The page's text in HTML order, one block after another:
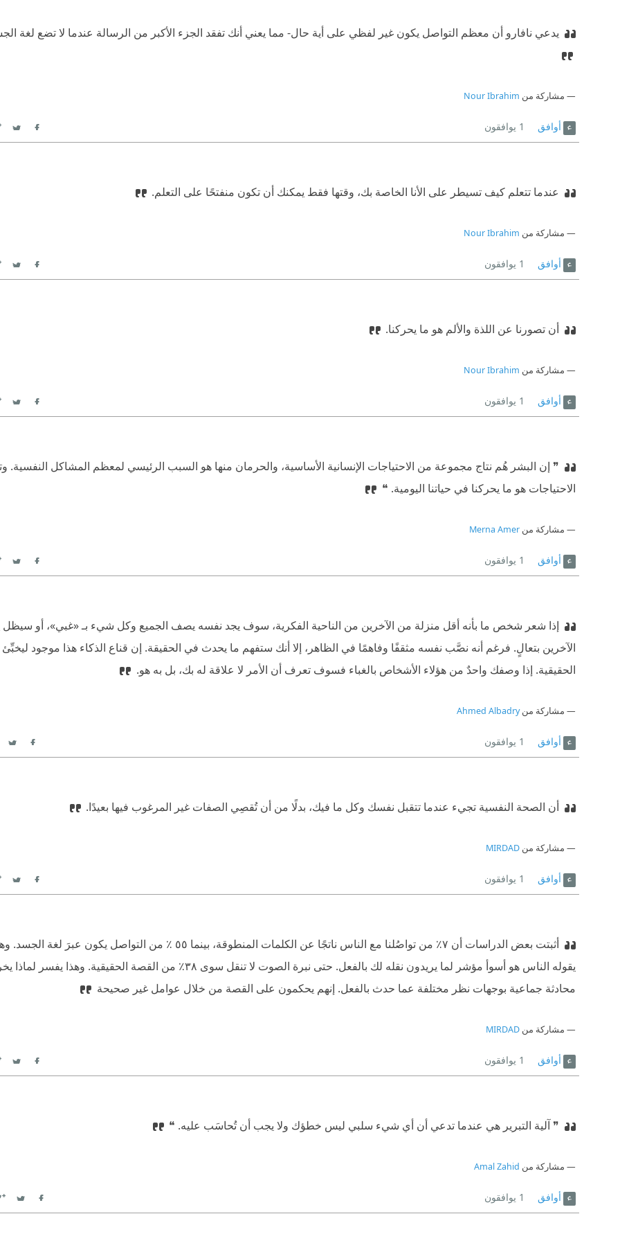
يدعي نافارو أن معظم التواصل يكون غير لفظي على أية حال- مما يعني أنك تفقد الجزء الأكبر من الرسالة عندما لا تضع لغة
مشاركة من Nour Ibrahim
أوافق 1 يوافقون
عندما تتعلم كيف تسيطر على الأنا الخاصة بك، وقتها فقط يمكنك أن تكون منفتحًا على التعلم.
مشاركة من Nour Ibrahim
أوافق 1 يوافقون
أن تصورنا عن اللذة والألم هو ما يحركنا.
مشاركة من Nour Ibrahim
أوافق 1 يوافقون
❞ إن البشر هُم نتاج مجموعة من الاحتياجات الإنسانية الأساسية، والحرمان منها هو السبب الرئيسي لمعظم المشاكل النفسية.
الاحتياجات هو ما يحركنا في حياتنا اليومية. ❝
مشاركة منMerna Amer
أوافق 1 يوافقون
إذا شعر شخص ما بأنه أقل منزلة من الآخرين من الناحية الفكرية، سوف يجد نفسه يصف الجميع وكل شيء بـ «غبي»، أو سيظل
الآخرين بتعالٍ. فرغم أنه نصَّب نفسه مثقفًا وفاهمًا في الظاهر، إلا أنك ستفهم ما يحدث في الحقيقة. إن قناع الذكاء هذا موجود
الحقيقية. إذا وصفك واحدٌ من هؤلاء الأشخاص بالغباء فسوف تعرف أن الأمر لا علاقة له بك، بل به هو.
مشاركة منAhmed Albadry
أوافق 1 يوافقون
أن الصحة النفسية تجيء عندما تتقبل نفسك وكل ما فيك، بدلًا من أن تُقصِي الصفات غير المرغوب فيها بعيدًا.
مشاركة منMIRDAD
أوافق 1 يوافقون
أثبتت بعض الدراسات أن ٧٪ من تواصُلنا مع الناس ناتجًا عن الكلمات المنطوقة، بينما ٥٥ ٪ من التواصل
يقوله الناس هو أسوأ مؤشر لما يريدون نقله لك بالفعل. حتى نبرة الصوت لا تنقل سوى ٣٨٪ من القصة
محادثة جماعية بوجهات نظر مختلفة عما حدث بالفعل. إنهم يحكمون على القصة من خلال عوامل غير صحيحة
مشاركة منMIRDAD
أوافق 1 يوافقون
❞ آلية التبرير هي عندما تدعي أن أي شيء سلبي ليس خطؤك ولا يجب أن تُحاسَب عليه. ❝
مشاركة من Amal Zahid
Facebook
أوافق 1 يوافقون